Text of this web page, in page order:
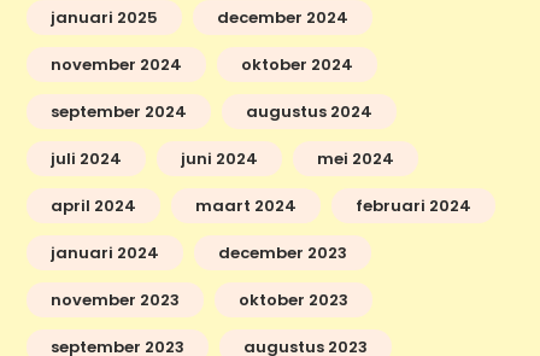
januari 2025 december 2024
november 2024 oktober 2024
september 2024 augustus 2024
juli 2024 juni 2024 mei 2024
april 2024 maart 2024 februari 2024
januari 2024 december 2023
november 2023 oktober 2023
september 2023 augustus 2023